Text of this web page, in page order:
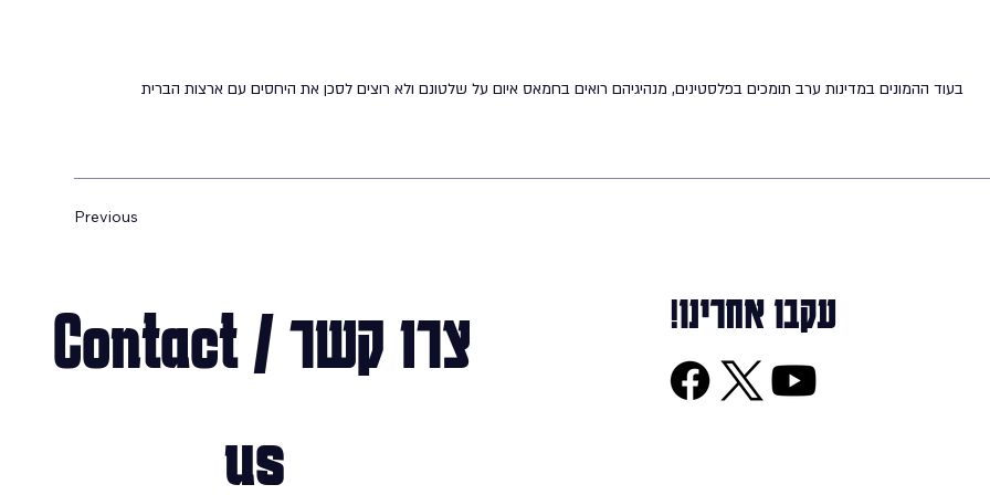
בעוד ההמונים במדינות ערב תומכים בפלסטינים, מנהיגיהם רואים בחמאס איום על שלטונם ולא רוצים לסכן את היחסים עם ארצות הברית
Previous
us
עקבו אחרינו!